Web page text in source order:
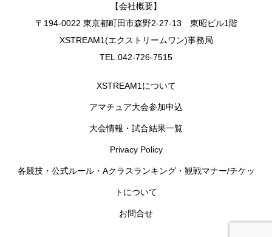
【会社概要】
〒194-0022 東京都町田市森野2-27-13 東昭ビル1階
XSTREAM1(エクストリームワン)事務局
TEL.042-726-7515
XSTREAM1について
アマチュア大会参加申込
大会情報・試合結果一覧
Privacy Policy
各競技・公式ルール・Aクラスランキング・観戦マナー/チケッ
トについて
お問合せ